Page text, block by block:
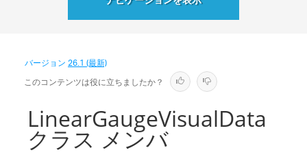
バージョン26.1 (最新)
このコンテンツは役に立ちましたか？
LinearGaugeVisualData
クラス メンバ